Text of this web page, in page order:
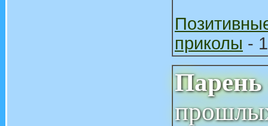
приколы -
Парень